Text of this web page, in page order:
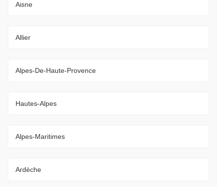
Aisne
Allier
Alpes-De-Haute-Provence
Hautes-Alpes
Alpes-Maritimes
Ardèche